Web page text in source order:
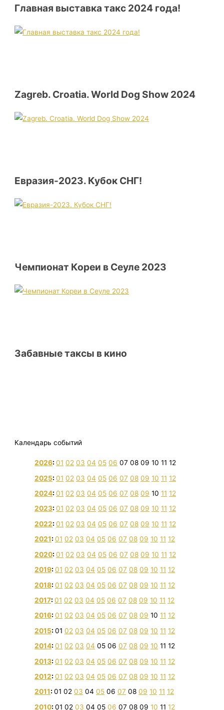
Главная выставка такс 2024 года!
Zagreb. Croatia. World Dog Show 2024
Евразия-2023. Кубок СНГ!
Чемпионат Кореи в Сеуле 2023
Забавные таксы в кино
Календарь событий
2026:01 02 03 04 05 06 07 08 09 10 11 12
2025:01 02 03 04 05 06 07 08 09 10 11 12
2024:01 02 03 04 05 06 07 08 09 10 11 12
2023:01 02 03 04 05 06 07 08 09 10 11 12
2022:01 02 03 04 05 06 07 08 09 10 11 12
2021:01 02 03 04 05 06 07 08 09 10 11 12
2020:01 02 03 04 05 06 07 08 09 10 11 12
2019:01 02 03 04 05 06 07 08 09 10 11 12
2018:01 02 03 04 05 06 07 08 09 10 11 12
2017:01 02 03 04 05 06 07 08 09 10 11 12
2016:01 02 03 04 05 06 07 08 09 10 11 12
2015:01 02 03 04 05 06 07 08 09 10 11 12
2014:01 02 03 04 05 06 07 08 09 10 11 12
2013:01 02 03 04 05 06 07 08 09 10 11 12
2012:01 02 03 04 05 06 07 08 09 10 11 12
2011:01 02 03 04 05 06 07 08 09 10 11 12
2010:01 02 03 04 05 06 07 08 09 10 11 12